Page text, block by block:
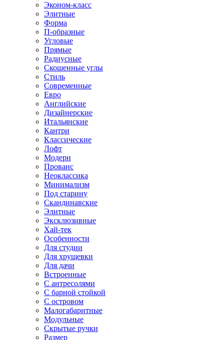
Эконом-класс
Элитные
Форма
П-образные
Угловые
Прямые
Радиусные
Скошенные углы
Стиль
Современные
Евро
Английские
Дизайнерские
Итальянские
Кантри
Классические
Лофт
Модерн
Прованс
Неоклассика
Минимализм
Под старину
Скандинавские
Элитные
Эксклюзивные
Хай-тек
Особенности
Для студии
Для хрущевки
Для дачи
Встроенные
С антресолями
С барной стойкой
С островом
Малогабаритные
Модульные
Скрытые ручки
Размер